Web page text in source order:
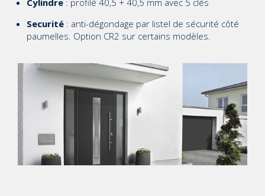
Cylindre : profilé 40,5 + 40,5 mm avec 5 clés
Securité : anti-dégondage par listel de sécurité côté
paumelles. Option CR2 sur certains modèles.